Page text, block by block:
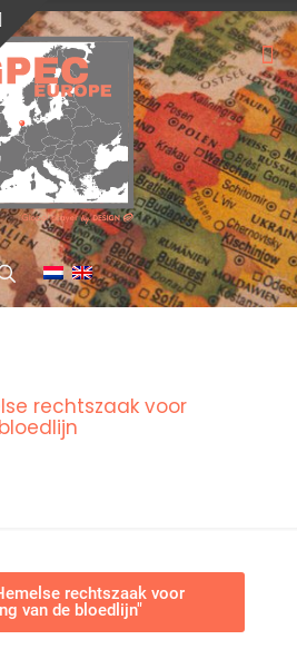
rechtszaak voor
rechtszaak voor
van de bloedlijn"